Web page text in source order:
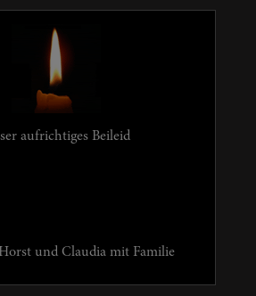
aufrichtiges Beileid
und Claudia mit Familie